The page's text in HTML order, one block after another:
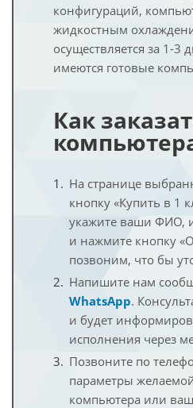
конфигураций,
жидкостным
осуществляется за 1-3
имеются готовые
Как
На странице
кнопку «Купить в 1
укажите ваши ФИО,
и нажмите кнопку
позвоним, что бы
Напишите нам
WhatsApp.
и будет
исполнения через
Позвоните по
параметры
компьютера или